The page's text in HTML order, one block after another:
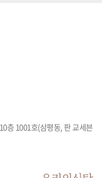
층 1001호(삼평동, 판 교세븐